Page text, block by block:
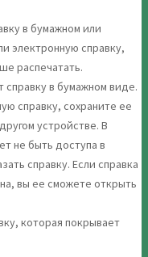
в бумажном или
электронную справку,
распечатать.
в бумажном виде.
справку, сохраните ее
устройстве. В
не быть доступа в
справку. Если справка
вы ее сможете открыть
которая покрывает